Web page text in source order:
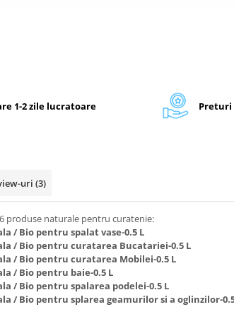
1-2 zile lucratoare Preturi
uri (3)
produse naturale pentru curatenie:
/ Bio pentru spalat vase-0.5 L
/ Bio pentru curatarea Bucatariei-0.5 L
/ Bio pentru curatarea Mobilei-0.5 L
/ Bio pentru baie-0.5 L
/ Bio pentru spalarea podelei-0.5 L
/ Bio pentru splarea geamurilor si a oglinzilor-